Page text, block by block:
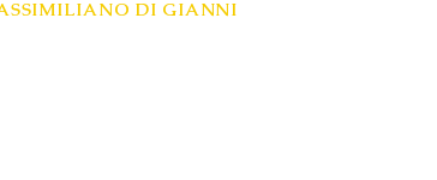
DI GIANNI